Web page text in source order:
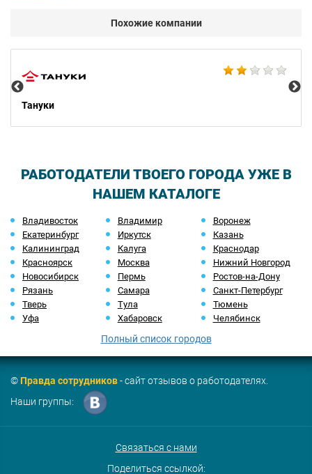
Похожие компании
Тануки
РАБОТОДАТЕЛИ ТВОЕГО ГОРОДА УЖЕ В
НАШЕМ КАТАЛОГЕ
Владивосток Владимир
Воронеж
Екатеринбург
Иркутск
Казань
Калининград
Калуга
Краснодар
Красноярск
Москва
Нижний Новгород
Новосибирск
Пермь
Ростов-на-Дону
Рязань
Самара
Санкт-Петербург
Тверь
Тула
Тюмень
Уфа
Хабаровск Челябинск
Полный список городов
©Правда сотрудников- сайт отзывов о работодателях.
Наши группы:
Связаться с нами
Поделиться ссылкой: